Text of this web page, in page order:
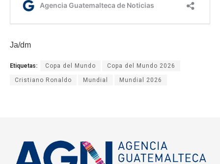
Ja/dm
Etiquetas: Copa del Mundo Copa del Mundo 2026
Cristiano Ronaldo Mundial Mundial 2026